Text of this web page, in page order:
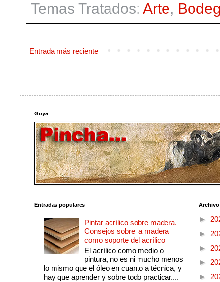
Temas Tratados: Arte,
Entrada más reciente
Goya
Entradas populares
Pintar acrílico sobre madera.
Consejos sobre la madera
como soporte del acrílico
El acrílico como medio o
pintura, no es ni mucho menos
lo mismo que el óleo en cuanto a técnica, y
hay que aprender y sobre todo practicar....
►
►
►
►
►